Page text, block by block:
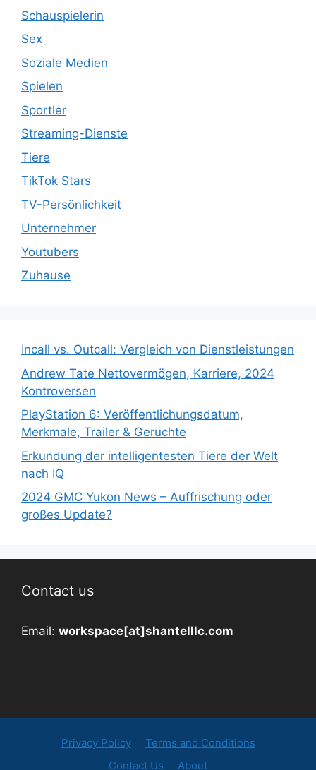
Schauspielerin
Sex
Soziale Medien
Spielen
Sportler
Streaming-Dienste
Tiere
TikTok Stars
TV-Persönlichkeit
Unternehmer
Youtubers
Zuhause
Incall vs. Outcall: Vergleich von Dienstleistungen
Andrew Tate Nettovermögen, Karriere, 2024
Kontroversen
PlayStation 6: Veröffentlichungsdatum,
Merkmale, Trailer & Gerüchte
Erkundung der intelligentesten Tiere der Welt
nach IQ
2024 GMC Yukon News – Auffrischung oder
großes Update?
Contact us
Email: workspace[at]shantelllc.com
Privacy Policy
Terms and Conditions
Contact Us
About